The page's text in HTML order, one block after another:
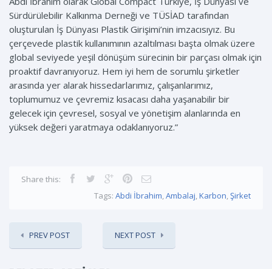
Sürdürülebilir Kalkınma Derneği ve TÜSİAD tarafından
oluşturulan İş Dünyası Plastik Girişimi’nin imzacısıyız. Bu
çerçevede plastik kullanımının azaltılması başta olmak üzere
global seviyede yeşil dönüşüm sürecinin bir parçası olmak için
proaktif davranıyoruz. Hem iyi hem de sorumlu şirketler
arasında yer alarak hissedarlarımız, çalışanlarımız,
toplumumuz ve çevremiz kısacası daha yaşanabilir bir
gelecek için çevresel, sosyal ve yönetişim alanlarında en
yüksek değeri yaratmaya odaklanıyoruz.”
Share this:
Tags: Abdi İbrahim,Ambalaj,Karbon,Şirket
PREV POST NEXT POST